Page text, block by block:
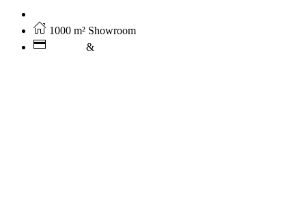
1000 m² Showroom
&